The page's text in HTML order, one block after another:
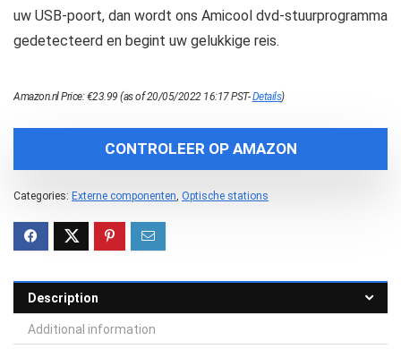
uw USB-poort, dan wordt ons Amicool dvd-stuurprogramma
gedetecteerd en begint uw gelukkige reis.
Amazon.nl Price:€23.99 (as of 20/05/2022 16:17 PST-Details)
CONTROLEER OP AMAZON
Categories: Externe componenten Optische stations
Description
Additional information